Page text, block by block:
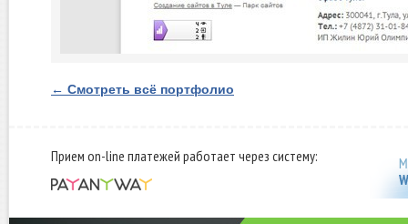
← Смотреть всё портфолио
Прием on-line платежей работает через систему: